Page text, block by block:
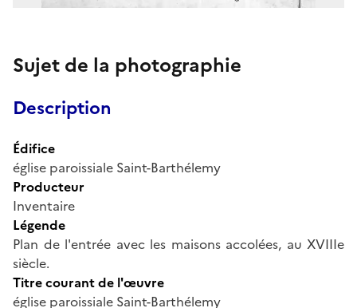
Sujet de la photographie
Description
Édifice
église paroissiale Saint-Barthélemy
Producteur
Inventaire
Légende
Plan de l'entrée avec les maisons accolées, au XVIIIe
siècle.
Titre courant de l'œuvre
église paroissiale Saint-Barthélemy